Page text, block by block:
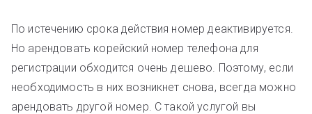
По истечению срока действия номер деактивируется.
Но арендовать корейский номер телефона для
регистрации обходится очень дешево. Поэтому, если
необходимость в них возникнет снова, всегда можно
арендовать другой номер. С такой услугой вы